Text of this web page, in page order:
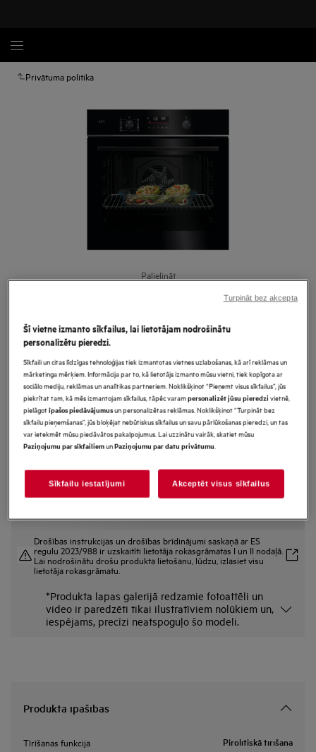
Privātuma politika
Palielināt
TU5PB431SB
SurroundCook 5000.sērijas
Iebūvējama cepeškrāsns
Ražojuma informācijas lapa
Priekšrocības
5000. sērijas ”SurroundCook®”. Gaisa cirkulācija vienmērīgai gatavošanai.
Gatavošana vairākos līmeņos nodrošina vienmērīgu karsēšanu visā
Kontrolējiet un pielāgojiet cepeškrāsns funkcijas ar „EXPlore“ displeju.
Drošības instrukcijas un drošības brīdinājumi saskaņā ar ES
regulu 2023/988 ir uzskaitīti lietotāja rokasgrāmatas I un II nodaļā.
Lai nodrošinātu drošu produkta lietošanu, lūdzu, izlasiet visu
lietotāja rokasgrāmatu.
*Produkta lapas galerijā redzamie fotoattēli un
video ir paredzēti tikai ilustratīviem nolūkiem un,
iespējams, precīzi neatspoguļo šo modeli.
Produkta īpašības
Tīrīšanas funkcija Pirolītiskā tīrīšana
Šī vietne izmanto sīkfailus, lai lietotājam nodrošinātu
personalizētu pieredzi.
Sīkfaili un citas līdzīgas tehnoloģijas tiek izmantotas vietnes uzlabošanas, kā arī reklāmas un
mārketinga mērķiem. Informācija par to, kā lietotājs izmanto mūsu vietni, tiek kopīgota ar
sociālo mediju, reklāmas un analītikas partneriem. Noklikšķinot “Pieņemt visus sīkfailus”, jūs
piekrītat tam, kā mēs izmantojam sīkfailus, tāpēc varampersonalizēt jūsu pieredzivietnē,
pielāgotīpašos piedāvājumusun personalizētas reklāmas. Noklikšķinot “Turpināt bez
sīkfailu pieņemšanas”, jūs bloķējat nebūtiskus sīkfailus un savu pārlūkošanas pieredzi, un tas
var ietekmēt mūsu piedāvātos pakalpojumus. Lai uzzinātu vairāk, skatiet mūsu
Paziņojumu par sīkfailiemunPaziņojumu par datu privātumu
Sīkfailu iestatījumi Akceptēt visus sīkfailus
Turpināt bez akcepta